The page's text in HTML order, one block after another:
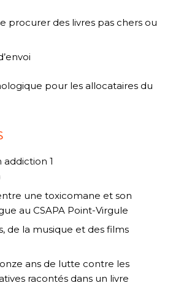
procurer des livres pas chers ou
pour les allocataires du
addiction 1
une toxicomane et son
au CSAPA Point-Virgule
de la musique et des films
ans de lutte contre les
racontés dans un livre